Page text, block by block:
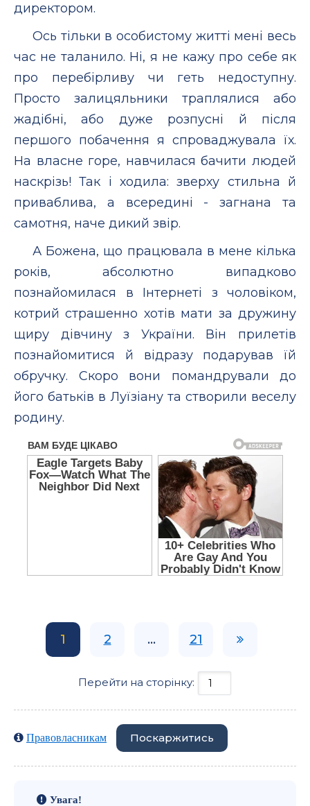
директором.
Ось тільки в особистому житті мені весь
час не таланило. Ні, я не кажу про себе як
про перебірливу чи геть недоступну.
Просто залицяльники траплялися або
жадібні, або дуже розпусні й після
першого побачення я спроваджувала їх.
На власне горе, навчилася бачити людей
наскрізь! Так і ходила: зверху стильна й
приваблива, а всередині - загнана та
самотня, наче дикий звір.
А Божена, що працювала в мене кілька
років, абсолютно випадково
познайомилася в Інтернеті з чоловіком,
котрий страшенно хотів мати за дружину
щиру дівчину з України. Він прилетів
познайомитися й відразу подарував їй
обручку. Скоро вони помандрували до
його батьків в Луїзіану та створили веселу
родину.
1 2 ... 21
Перейти на сторінку:
Правовласникам Поскаржитись
Увага!